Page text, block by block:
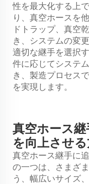
性を最大化する上
り、真空ホースを
ドトラップ、真空
き、システムの変
適切な継手を選択
件に応じてシステ
き、製造プロセス
を実現します。
真空ホース
を向上させ
真空ホース継手に
の一つは、さまざ
う、幅広いサイズ